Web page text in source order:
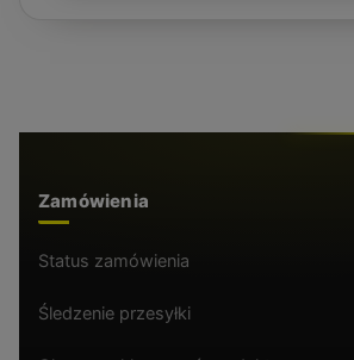
Zamówienia
Status zamówienia
Śledzenie przesyłki